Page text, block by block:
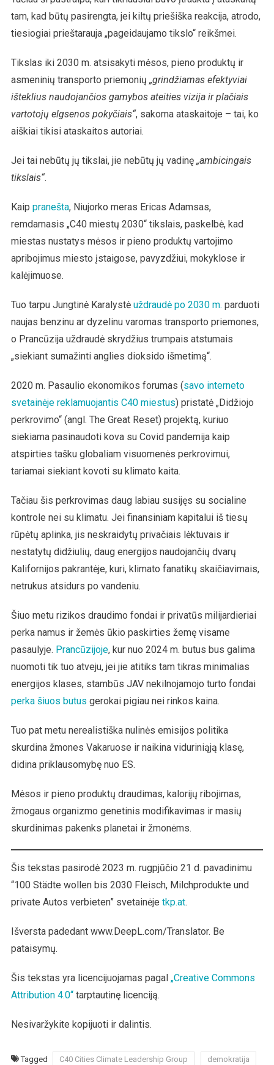
tam, kad būtų pasirengta, jei kiltų priešiška reakcija, atrodo,
tiesiogiai prieštarauja „pageidaujamo tikslo“ reikšmei.
Tikslas iki 2030 m. atsisakyti mėsos, pieno produktų ir
asmeninių transporto priemonių „grindžiamas efektyviai
išteklius naudojančios gamybos ateities vizija ir plačiais
vartotojų elgsenos pokyčiais“, sakoma ataskaitoje – tai, ko
aiškiai tikisi ataskaitos autoriai.
Jei tai nebūtų jų tikslai, jie nebūtų jų vadinę „ambicingais
tikslais“.
Kaip pranešta, Niujorko meras Ericas Adamsas,
remdamasis „C40 miestų 2030“ tikslais, paskelbė, kad
miestas nustatys mėsos ir pieno produktų vartojimo
apribojimus miesto įstaigose, pavyzdžiui, mokyklose ir
kalėjimuose.
Tuo tarpu Jungtinė Karalystė uždraudė po 2030 m. parduoti
naujas benzinu ar dyzelinu varomas transporto priemones,
o Prancūzija uždraudė skrydžius trumpais atstumais
„siekiant sumažinti anglies dioksido išmetimą“.
2020 m. Pasaulio ekonomikos forumas (savo interneto
svetainėje reklamuojantis C40 miestus) pristatė „Didžiojo
perkrovimo“ (angl. The Great Reset) projektą, kuriuo
siekiama pasinaudoti kova su Covid pandemija kaip
atspirties tašku globaliam visuomenės perkrovimui,
tariamai siekiant kovoti su klimato kaita.
Tačiau šis perkrovimas daug labiau susijęs su socialine
kontrole nei su klimatu. Jei finansiniam kapitalui iš tiesų
rūpėtų aplinka, jis neskraidytų privačiais lėktuvais ir
nestatytų didžiulių, daug energijos naudojančių dvarų
Kalifornijos pakrantėje, kuri, klimato fanatikų skaičiavimais,
netrukus atsidurs po vandeniu.
Šiuo metu rizikos draudimo fondai ir privatūs milijardieriai
perka namus ir žemės ūkio paskirties žemę visame
pasaulyje. Prancūzijoje, kur nuo 2024 m. butus bus galima
nuomoti tik tuo atveju, jei jie atitiks tam tikras minimalias
energijos klases, stambūs JAV nekilnojamojo turto fondai
perka šiuos butus gerokai pigiau nei rinkos kaina.
Tuo pat metu nerealistiška nulinės emisijos politika
skurdina žmones Vakaruose ir naikina viduriniąją klasę,
didina priklausomybę nuo ES.
Mėsos ir pieno produktų draudimas, kalorijų ribojimas,
žmogaus organizmo genetinis modifikavimas ir masių
skurdinimas pakenks planetai ir žmonėms.
Šis tekstas pasirodė 2023 m. rugpjūčio 21 d. pavadinimu
“100 Städte wollen bis 2030 Fleisch, Milchprodukte und
private Autos verbieten” svetainėje tkp.at.
Išversta padedant www.DeepL.com/Translator. Be
pataisymų.
Šis tekstas yra licencijuojamas pagal „Creative Commons
Attribution 4.0“tarptautinę licenciją.
Nesivaržykite kopijuoti ir dalintis.
Tagged C40 Cities Climate Leadership Group demokratija